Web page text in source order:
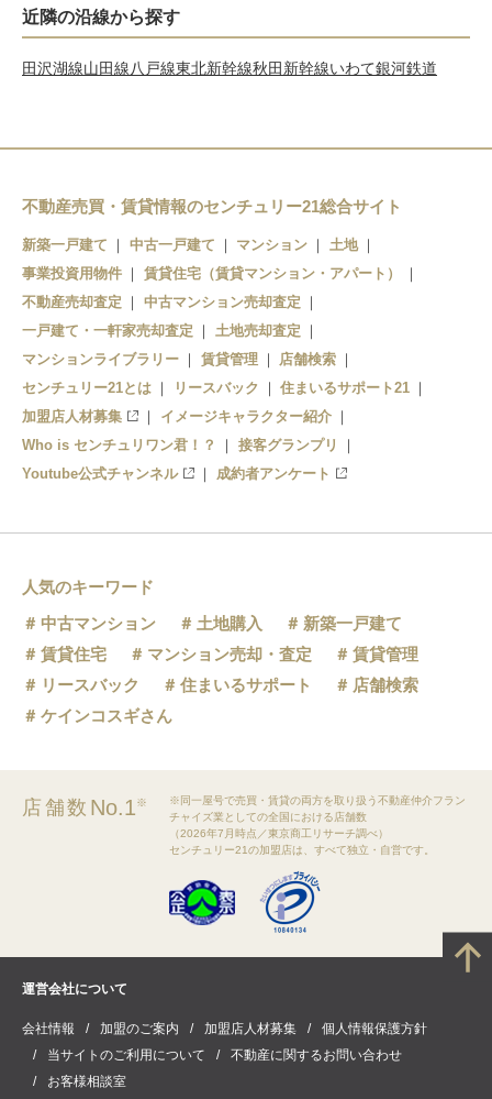
近隣の沿線から探す
田沢湖線山田線八戸線東北新幹線秋田新幹線いわて銀河鉄道
不動産売買・賃貸情報のセンチュリー21総合サイト
新築一戸建て 中古一戸建て マンション
土地
事業投資用物件
賃貸住宅（賃貸マンション・アパート）
不動産売却査定
中古マンション売却査定
一戸建て・一軒家売却査定
土地売却査定
マンションライブラリー
賃貸管理
店舗検索
センチュリー21とは
リースバック
住まいるサポート21
加盟店人材募集
イメージキャラクター紹介
Who is センチュリワン君！？
接客グランプリ
Youtube公式チャンネル
成約者アンケート
人気のキーワード
中古マンション
土地購入
新築一戸建て
賃貸住宅
マンション売却・査定
賃貸管理
リースバック
住まいるサポート
店舗検索
ケインコスギさん
店舗数 No.1※
※同一屋号で売買・賃貸の両方を取り扱う不動産仲介フラン
チャイズ業としての全国における店舗数
（2026年7月時点／東京商工リサーチ調べ）
センチュリー21の加盟店は、すべて独立・自営です。
運営会社について
会社情報 加盟のご案内 加盟店人材募集
個人情報保護方針
当サイトのご利用について
不動産に関するお問い合わせ
お客様相談室